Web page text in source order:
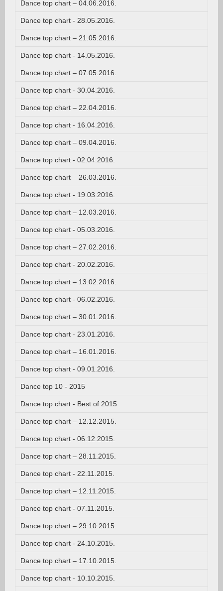
Dance top chart – 04.06.2016.
Dance top chart - 28.05.2016.
Dance top chart – 21.05.2016.
Dance top chart - 14.05.2016.
Dance top chart – 07.05.2016.
Dance top chart - 30.04.2016.
Dance top chart – 22.04.2016.
Dance top chart - 16.04.2016.
Dance top chart – 09.04.2016.
Dance top chart - 02.04.2016.
Dance top chart – 26.03.2016.
Dance top chart - 19.03.2016.
Dance top chart – 12.03.2016.
Dance top chart - 05.03.2016.
Dance top chart – 27.02.2016.
Dance top chart - 20.02.2016.
Dance top chart – 13.02.2016.
Dance top chart - 06.02.2016.
Dance top chart – 30.01.2016.
Dance top chart - 23.01.2016.
Dance top chart – 16.01.2016.
Dance top chart - 09.01.2016.
Dance top 10 - 2015
Dance top chart - Best of 2015
Dance top chart – 12.12.2015.
Dance top chart - 06.12.2015.
Dance top chart – 28.11.2015.
Dance top chart - 22.11.2015.
Dance top chart – 12.11.2015.
Dance top chart - 07.11.2015.
Dance top chart – 29.10.2015.
Dance top chart - 24.10.2015.
Dance top chart – 17.10.2015.
Dance top chart - 10.10.2015.